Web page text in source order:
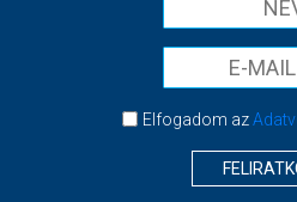
Elfogadom az